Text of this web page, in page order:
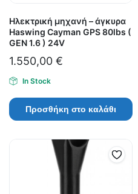
Ηλεκτρική μηχανή – άγκυρα
Haswing Cayman GPS 80lbs (
GEN 1.6 ) 24V
1.550,00 €
In Stock
Προσθήκη στο καλάθι